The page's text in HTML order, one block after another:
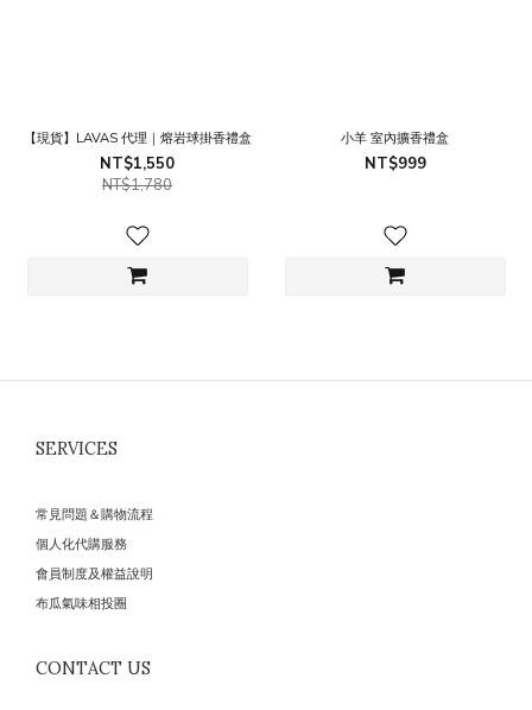
【現貨】LAVAS 代理｜熔岩球掛香禮盒
NT$1,550
NT$1,780
小羊 室內擴香禮盒
NT$999
SERVICES
常見問題＆購物流程
個人化代購服務
會員制度及權益說明
布瓜氣味相投圈
CONTACT US